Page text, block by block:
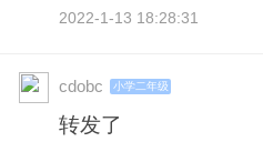
2022-1-13 18:28:31
cdobc 小学二年级
转发了